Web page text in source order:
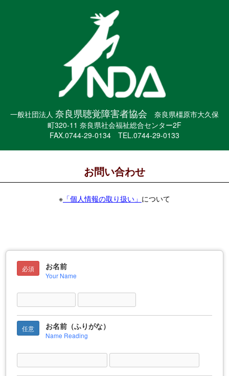
一般社団法人 奈良県聴覚障害者協会 奈良県橿原市大久保
町320-11 奈良県社会福祉総合センター2F
FAX.0744-29-0134 TEL.0744-29-0133
お問い合わせ
※ 「個人情報の取り扱い」 について
必須 お名前
Your Name
任意 お名前（ふりがな）
Name Reading